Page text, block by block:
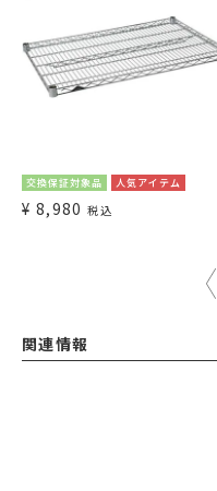
交換保証対象品 人気アイテム
¥ 8,980 税込
関連情報